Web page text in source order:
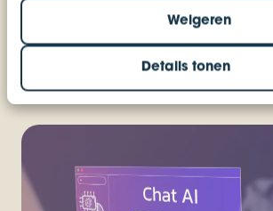
Weigeren
Details tonen